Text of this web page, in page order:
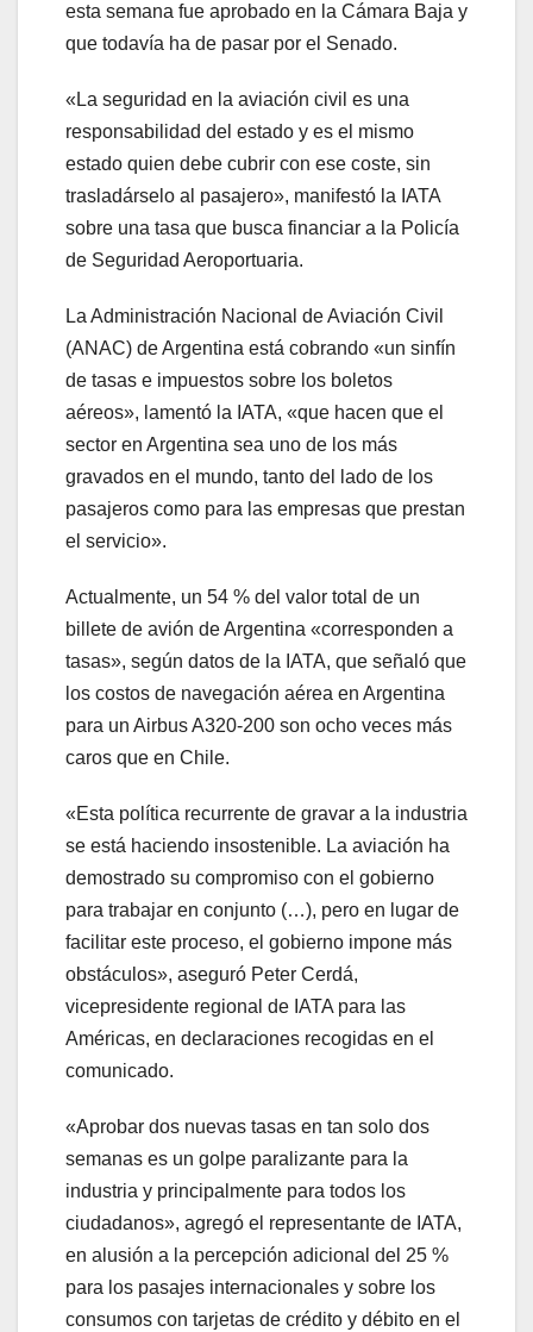
esta semana fue aprobado en la Cámara Baja y
que todavía ha de pasar por el Senado.
«La seguridad en la aviación civil es una
responsabilidad del estado y es el mismo
estado quien debe cubrir con ese coste, sin
trasladárselo al pasajero», manifestó la IATA
sobre una tasa que busca financiar a la Policía
de Seguridad Aeroportuaria.
La Administración Nacional de Aviación Civil
(ANAC) de Argentina está cobrando «un sinfín
de tasas e impuestos sobre los boletos
aéreos», lamentó la IATA, «que hacen que el
sector en Argentina sea uno de los más
gravados en el mundo, tanto del lado de los
pasajeros como para las empresas que prestan
el servicio».
Actualmente, un 54 % del valor total de un
billete de avión de Argentina «corresponden a
tasas», según datos de la IATA, que señaló que
los costos de navegación aérea en Argentina
para un Airbus A320-200 son ocho veces más
caros que en Chile.
«Esta política recurrente de gravar a la industria
se está haciendo insostenible. La aviación ha
demostrado su compromiso con el gobierno
para trabajar en conjunto (…), pero en lugar de
facilitar este proceso, el gobierno impone más
obstáculos», aseguró Peter Cerdá,
vicepresidente regional de IATA para las
Américas, en declaraciones recogidas en el
comunicado.
«Aprobar dos nuevas tasas en tan solo dos
semanas es un golpe paralizante para la
industria y principalmente para todos los
ciudadanos», agregó el representante de IATA,
en alusión a la percepción adicional del 25 %
para los pasajes internacionales y sobre los
consumos con tarjetas de crédito y débito en el